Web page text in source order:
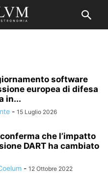
software
europea di difesa
in...
- 15 Luglio 2026
che l’impatto
DART ha cambiato
- 12 Ottobre 2022